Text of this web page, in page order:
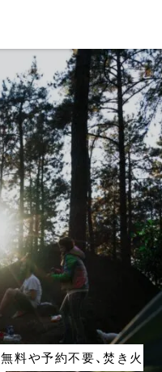
料や予約不要、焚き火